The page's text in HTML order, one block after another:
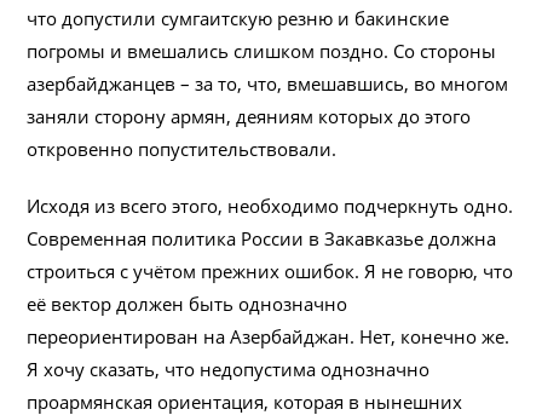
что допустили сумгаитскую резню и бакинские
погромы и вмешались слишком поздно. Со стороны
азербайджанцев – за то, что, вмешавшись, во многом
заняли сторону армян, деяниям которых до этого
откровенно попустительствовали.
Исходя из всего этого, необходимо подчеркнуть одно.
Современная политика России в Закавказье должна
строиться с учётом прежних ошибок. Я не говорю, что
её вектор должен быть однозначно
переориентирован на Азербайджан. Нет, конечно же.
Я хочу сказать, что недопустима однозначно
проармянская ориентация, которая в нынешних